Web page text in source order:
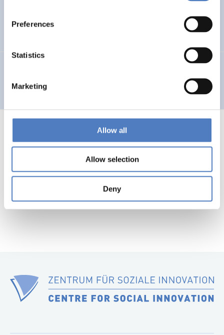
Preferences
Statistics
Marketing
Allow all
Allow selection
Deny
Ausstellung im Rathaus
page
52 53 54